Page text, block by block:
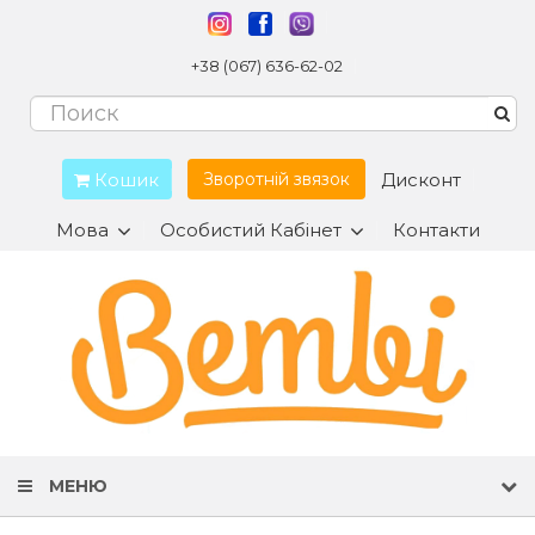
+38 (067) 636-62-02
Кошик Зворотній звязок Дисконт
Мова Особистий Кабінет Контакти
МЕНЮ